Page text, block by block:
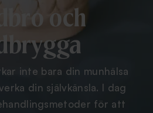
och
inte bara din munhälsa
din självkänsla. I dag
för att